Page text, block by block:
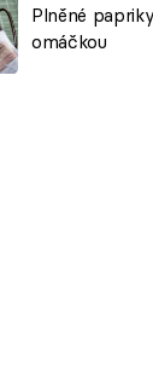
Plněné
omáčkou